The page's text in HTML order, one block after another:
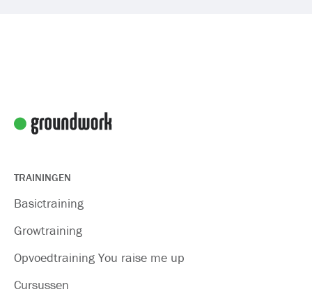
TRAININGEN
Basictraining
Growtraining
Opvoedtraining You raise me up
Cursussen